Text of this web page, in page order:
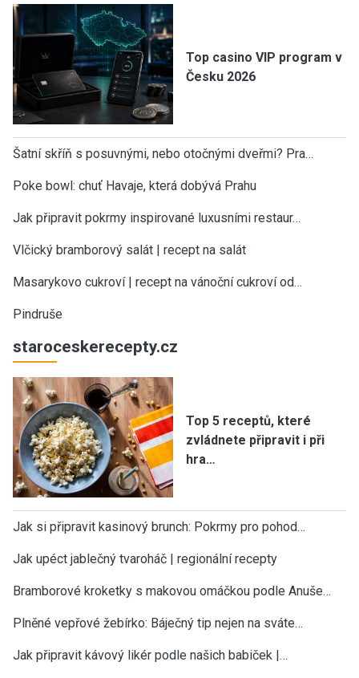
Top casino VIP program v
Česku 2026
Šatní skříň s posuvnými, nebo otočnými dveřmi? Pra…
Poke bowl: chuť Havaje, která dobývá Prahu
Jak připravit pokrmy inspirované luxusními restaur…
Vlčický bramborový salát | recept na salát
Masarykovo cukroví | recept na vánoční cukroví od…
Pindruše
staroceskerecepty.cz
Top 5 receptů, které
zvládnete připravit i při
hra…
Jak si připravit kasinový brunch: Pokrmy pro pohod…
Jak upéct jablečný tvaroháč | regionální recepty
Bramborové kroketky s makovou omáčkou podle Anuše…
Plněné vepřové žebírko: Báječný tip nejen na sváte…
Jak připravit kávový likér podle našich babiček |…